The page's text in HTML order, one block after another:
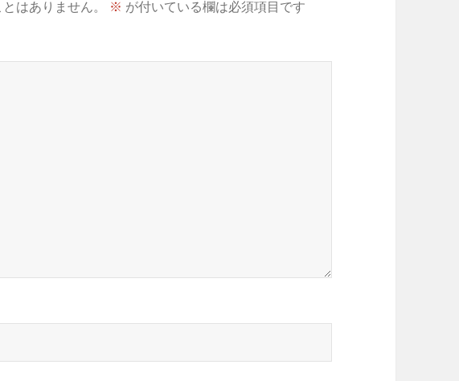
はありません。 ※ が付いている欄は必須項目です